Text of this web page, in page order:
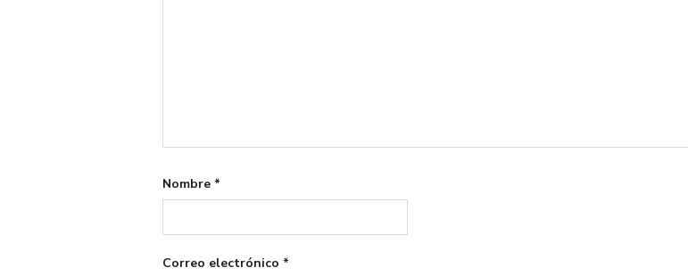
Nombre *
Correo electrónico *